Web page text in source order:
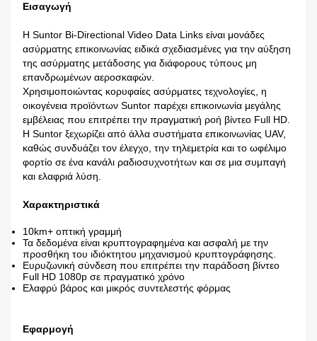
Εισαγωγή
Η Suntor Bi-Directional Video Data Links είναι μονάδες
ασύρματης επικοινωνίας ειδικά σχεδιασμένες για την αύξηση
της ασύρματης μετάδοσης για διάφορους τύπους μη
επανδρωμένων αεροσκαφών.
Χρησιμοποιώντας κορυφαίες ασύρματες τεχνολογίες, η
οικογένεια προϊόντων Suntor παρέχει επικοινωνία μεγάλης
εμβέλειας που επιτρέπει την πραγματική ροή βίντεο Full HD.
Η Suntor ξεχωρίζει από άλλα συστήματα επικοινωνίας UAV,
καθώς συνδυάζει τον έλεγχο, την τηλεμετρία και το ωφέλιμο
φορτίο σε ένα κανάλι ραδιοσυχνοτήτων και σε μια συμπαγή
και ελαφριά λύση.
Χαρακτηριστικά
10km+ οπτική γραμμή
Τα δεδομένα είναι κρυπτογραφημένα και ασφαλή με την
προσθήκη του ιδιόκτητου μηχανισμού κρυπτογράφησης.
Ευρυζωνική σύνδεση που επιτρέπει την παράδοση βίντεο
Full HD 1080p σε πραγματικό χρόνο
Ελαφρύ βάρος και μικρός συντελεστής φόρμας
Εφαρμογή